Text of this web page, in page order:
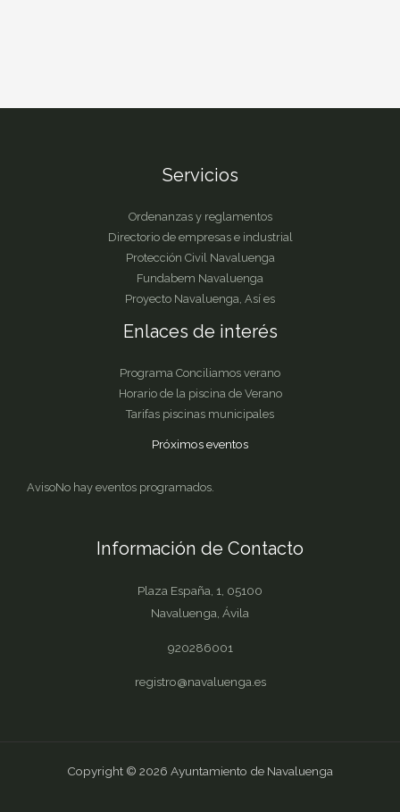
Servicios
Ordenanzas y reglamentos
Directorio de empresas e industrial
Protección Civil Navaluenga
Fundabem Navaluenga
Proyecto Navaluenga, Así es
Enlaces de interés
Programa Conciliamos verano
Horario de la piscina de Verano
Tarifas piscinas municipales
Próximos eventos
AvisoNo hay eventos programados.
Información de Contacto
Plaza España, 1, 05100
Navaluenga, Ávila
920286001
registro@navaluenga.es
Copyright © 2026 Ayuntamiento de Navaluenga